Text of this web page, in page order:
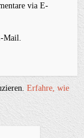
via E-
Mail.
Erfahre, wie